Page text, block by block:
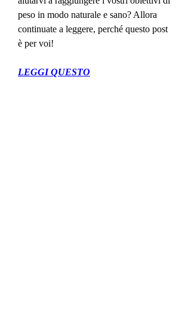
peso in modo naturale e sano? Allora
continuate a leggere, perché questo post
è per voi!
LEGGI QUESTO